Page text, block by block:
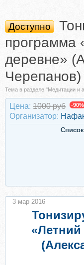
Доступно
программа
деревне»
Черепанов)
Тема в разделе "Медитации и
Цена: 1000 руб -90%
Организатор:
3 мар 2016